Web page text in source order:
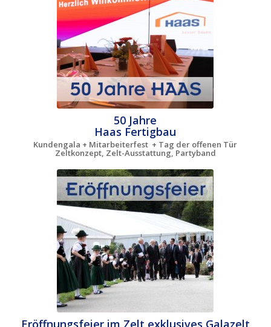
50 Jahre
Haas Fertigbau
Kundengala + Mitarbeiterfest + Tag der offenen Tür
Zeltkonzept, Zelt-Ausstattung, Partyband